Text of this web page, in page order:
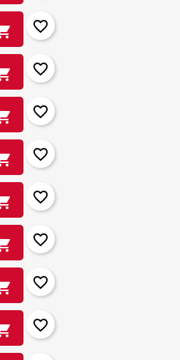
favorite_border
favorite_border
favorite_border
favorite_border
favorite_border
favorite_border
favorite_border
favorite_border